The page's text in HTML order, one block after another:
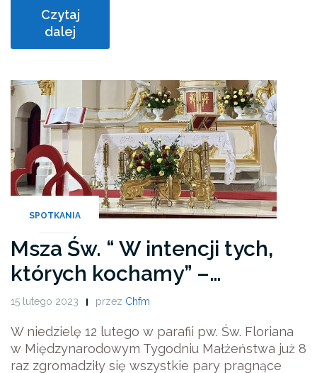
Czytaj
dalej
SPOTKANIA
Msza Św. “ W intencji tych,
których kochamy” –…
15 lutego 2023 przez Chfm
W niedzielę 12 lutego w parafii pw. Św. Floriana
w Międzynarodowym Tygodniu Małżeństwa już 8
raz zgromadziły się wszystkie pary pragnące